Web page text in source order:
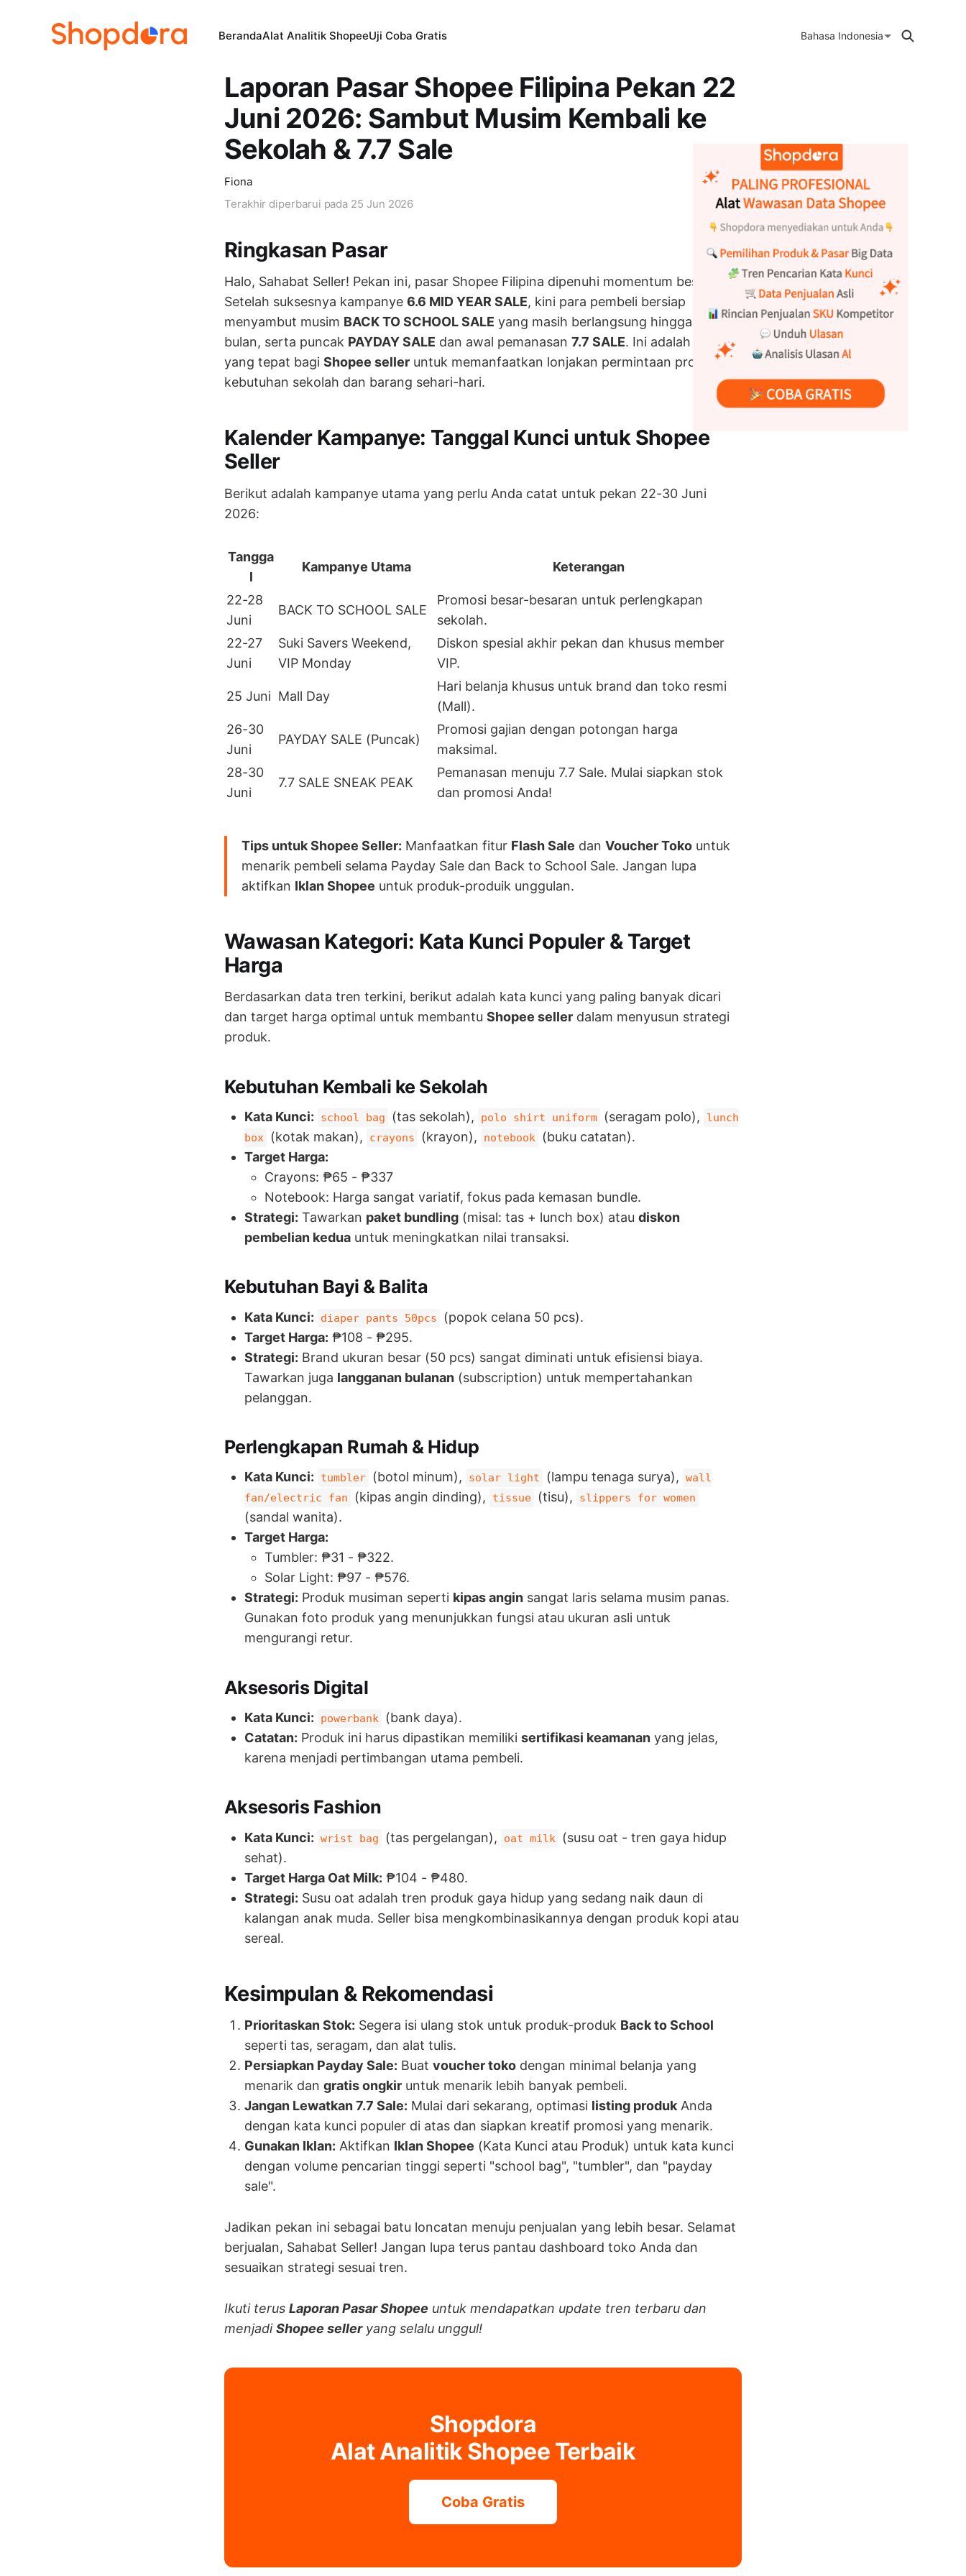
BerandaAlat Analitik ShopeeUji Coba Gratis Bahasa Indonesia
Laporan Pasar Shopee Filipina Pekan 22
Juni 2026: Sambut Musim Kembali ke
Sekolah & 7.7 Sale
Fiona
Terakhir diperbarui pada 25 Jun 2026
Ringkasan Pasar
Halo, Sahabat Seller! Pekan ini, pasar Shopee Filipina dipenuhi momentum besar.
Setelah suksesnya kampanye 6.6 MID YEAR SALE, kini para pembeli bersiap
menyambut musim BACK TO SCHOOL SALE yang masih berlangsung hingga akhir
bulan, serta puncak PAYDAY SALE dan awal pemanasan 7.7 SALE. Ini adalah waktu
yang tepat bagi Shopee seller untuk memanfaatkan lonjakan permintaan produk
kebutuhan sekolah dan barang sehari-hari.
Kalender Kampanye: Tanggal Kunci untuk Shopee
Seller
Berikut adalah kampanye utama yang perlu Anda catat untuk pekan 22-30 Juni
2026:
Tangga
l
Kampanye Utama Keterangan
22-28
Juni
BACK TO SCHOOL SALE
Promosi besar-besaran untuk perlengkapan
sekolah.
22-27
Juni
Suki Savers Weekend,
VIP Monday
Diskon spesial akhir pekan dan khusus member
VIP.
25 Juni Mall Day
Hari belanja khusus untuk brand dan toko resmi
(Mall).
26-30
Juni
PAYDAY SALE (Puncak)
Promosi gajian dengan potongan harga
maksimal.
28-30
Juni
7.7 SALE SNEAK PEAK
Pemanasan menuju 7.7 Sale. Mulai siapkan stok
dan promosi Anda!
Tips untuk Shopee Seller: Manfaatkan fitur Flash Sale dan Voucher Toko untuk
menarik pembeli selama Payday Sale dan Back to School Sale. Jangan lupa
aktifkan Iklan Shopee untuk produk-produik unggulan.
Wawasan Kategori: Kata Kunci Populer & Target
Harga
Berdasarkan data tren terkini, berikut adalah kata kunci yang paling banyak dicari
dan target harga optimal untuk membantu Shopee seller dalam menyusun strategi
produk.
Kebutuhan Kembali ke Sekolah
Kata Kunci: school bag (tas sekolah), polo shirt uniform (seragam polo),
lunch
box
(kotak makan), crayons (krayon), notebook
(buku catatan).
Target Harga:
Crayons: ₱65 - ₱337
Notebook: Harga sangat variatif, fokus pada kemasan bundle.
Strategi: Tawarkan paket bundling (misal: tas + lunch box) atau diskon
pembelian kedua untuk meningkatkan nilai transaksi.
Kebutuhan Bayi & Balita
Kata Kunci: diaper pants 50pcs
(popok celana 50 pcs).
Target Harga: ₱108 - ₱295.
Strategi: Brand ukuran besar (50 pcs) sangat diminati untuk efisiensi biaya.
Tawarkan juga langganan bulanan (subscription) untuk mempertahankan
pelanggan.
Perlengkapan Rumah & Hidup
Kata Kunci: tumbler (botol minum), solar light (lampu tenaga surya), wall
fan/electric fan
(kipas angin dinding), tissue (tisu), slippers for women
(sandal wanita).
Target Harga:
Tumbler: ₱31 - ₱322.
Solar Light: ₱97 - ₱576.
Strategi: Produk musiman seperti kipas angin sangat laris selama musim panas.
Gunakan foto produk yang menunjukkan fungsi atau ukuran asli untuk
mengurangi retur.
Aksesoris Digital
Kata Kunci: powerbank
(bank daya).
Catatan: Produk ini harus dipastikan memiliki sertifikasi keamanan yang jelas,
karena menjadi pertimbangan utama pembeli.
Aksesoris Fashion
Kata Kunci: wrist bag (tas pergelangan), oat milk
(susu oat - tren gaya hidup
sehat).
Target Harga Oat Milk: ₱104 - ₱480.
Strategi: Susu oat adalah tren produk gaya hidup yang sedang naik daun di
kalangan anak muda. Seller bisa mengkombinasikannya dengan produk kopi atau
sereal.
Kesimpulan & Rekomendasi
Prioritaskan Stok: Segera isi ulang stok untuk produk-produk Back to School
seperti tas, seragam, dan alat tulis.
Persiapkan Payday Sale: Buat voucher toko dengan minimal belanja yang
menarik dan gratis ongkir untuk menarik lebih banyak pembeli.
Jangan Lewatkan 7.7 Sale: Mulai dari sekarang, optimasi listing produkAnda
dengan kata kunci populer di atas dan siapkan kreatif promosi yang menarik.
Gunakan Iklan: Aktifkan Iklan Shopee (Kata Kunci atau Produk) untuk kata kunci
dengan volume pencarian tinggi seperti "school bag", "tumbler", dan "payday
sale".
Jadikan pekan ini sebagai batu loncatan menuju penjualan yang lebih besar. Selamat
berjualan, Sahabat Seller! Jangan lupa terus pantau dashboard toko Anda dan
sesuaikan strategi sesuai tren.
Ikuti terus Laporan Pasar Shopee untuk mendapatkan update tren terbaru dan
menjadiShopee selleryang selalu unggul!
Shopdora
Alat Analitik Shopee Terbaik
Coba Gratis